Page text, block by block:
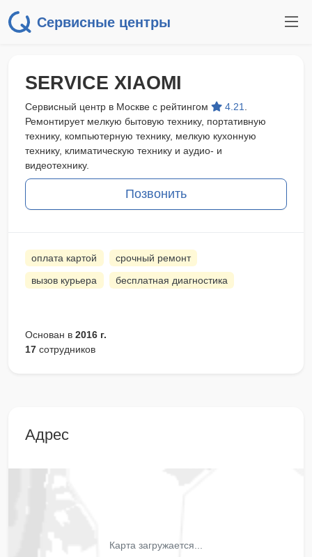
Сервисные центры
SERVICE XIAOMI
Сервисный центр в Москве с рейтингом 4.21
Ремонтирует мелкую бытовую технику, портативную
технику, компьютерную технику, мелкую кухонную
технику, климатическую технику и аудио- и
видеотехнику.
Позвонить
оплата картой срочный ремонт
вызов курьера бесплатная диагностика
Основан в 2016 г.
17 сотрудников
Адрес
Карта загружается...